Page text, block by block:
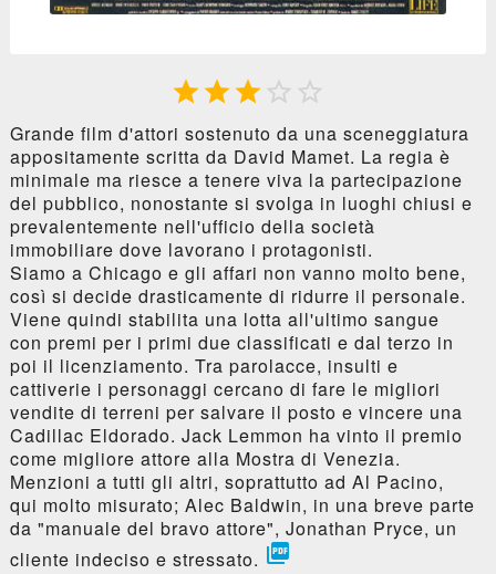
  
Grande film d'attori sostenuto da una sceneggiatura
appositamente scritta da David Mamet. La regia è
minimale ma riesce a tenere viva la partecipazione
del pubblico, nonostante si svolga in luoghi chiusi e
prevalentemente nell'ufficio della società
immobiliare dove lavorano i protagonisti.
Siamo a Chicago e gli affari non vanno molto bene,
così si decide drasticamente di ridurre il personale.
Viene quindi stabilita una lotta all'ultimo sangue
con premi per i primi due classificati e dal terzo in
poi il licenziamento. Tra parolacce, insulti e
cattiverie i personaggi cercano di fare le migliori
vendite di terreni per salvare il posto e vincere una
Cadillac Eldorado. Jack Lemmon ha vinto il premio
come migliore attore alla Mostra di Venezia.
Menzioni a tutti gli altri, soprattutto ad Al Pacino,
qui molto misurato; Alec Baldwin, in una breve parte
da "manuale del bravo attore", Jonathan Pryce, un
cliente indeciso e stressato. 